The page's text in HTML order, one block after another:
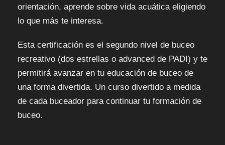
orientación, aprende sobre vida acuática eligiendo
lo que más te interesa.
Esta certificación es el segundo nivel de buceo
recreativo (dos estrellas o advanced de PADI) y te
permitirá avanzar en tu educación de buceo de
una forma divertida. Un curso divertido a medida
de cada buceador para continuar tu formación de
buceo.